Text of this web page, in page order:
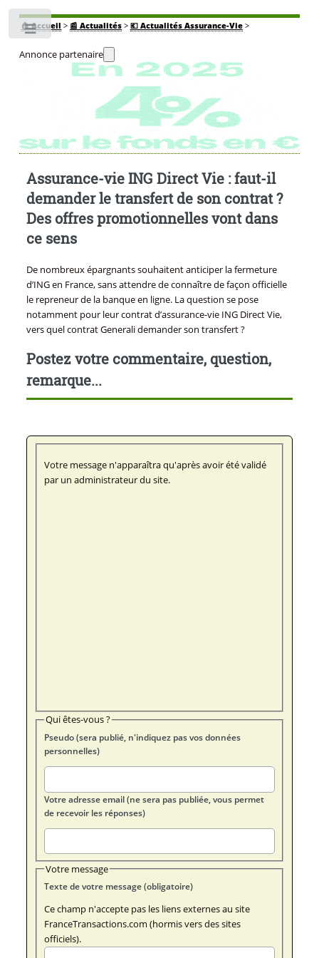
🏠Accueil > 📰 Actualités> 💶 Actualités Assurance-Vie>
Annonce partenaire
Assurance-vie ING Direct Vie : faut-il
demander le transfert de son contrat ?
Des offres promotionnelles vont dans
ce sens
De nombreux épargnants souhaitent anticiper la fermeture
d’ING en France, sans attendre de connaître de façon officielle
le repreneur de la banque en ligne. La question se pose
notamment pour leur contrat d’assurance-vie ING Direct Vie,
vers quel contrat Generali demander son transfert ?
Postez votre commentaire, question,
remarque...
Votre message n'apparaîtra qu'après avoir été validé
par un administrateur du site.
Qui êtes-vous ?
Pseudo (sera publié, n'indiquez pas vos données
personnelles)
Votre adresse email (ne sera pas publiée, vous permet
de recevoir les réponses)
Votre message
Texte de votre message (obligatoire)
Ce champ n'accepte pas les liens externes au site
FranceTransactions.com (hormis vers des sites
officiels).
Toggle